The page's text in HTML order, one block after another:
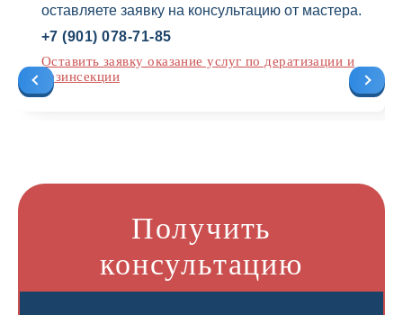
оставляете заявку на консультацию от мастера.
+7 (901) 078-71-85
Оставить заявку оказание услуг по дератизации и
дезинсекции
Получить
консультацию